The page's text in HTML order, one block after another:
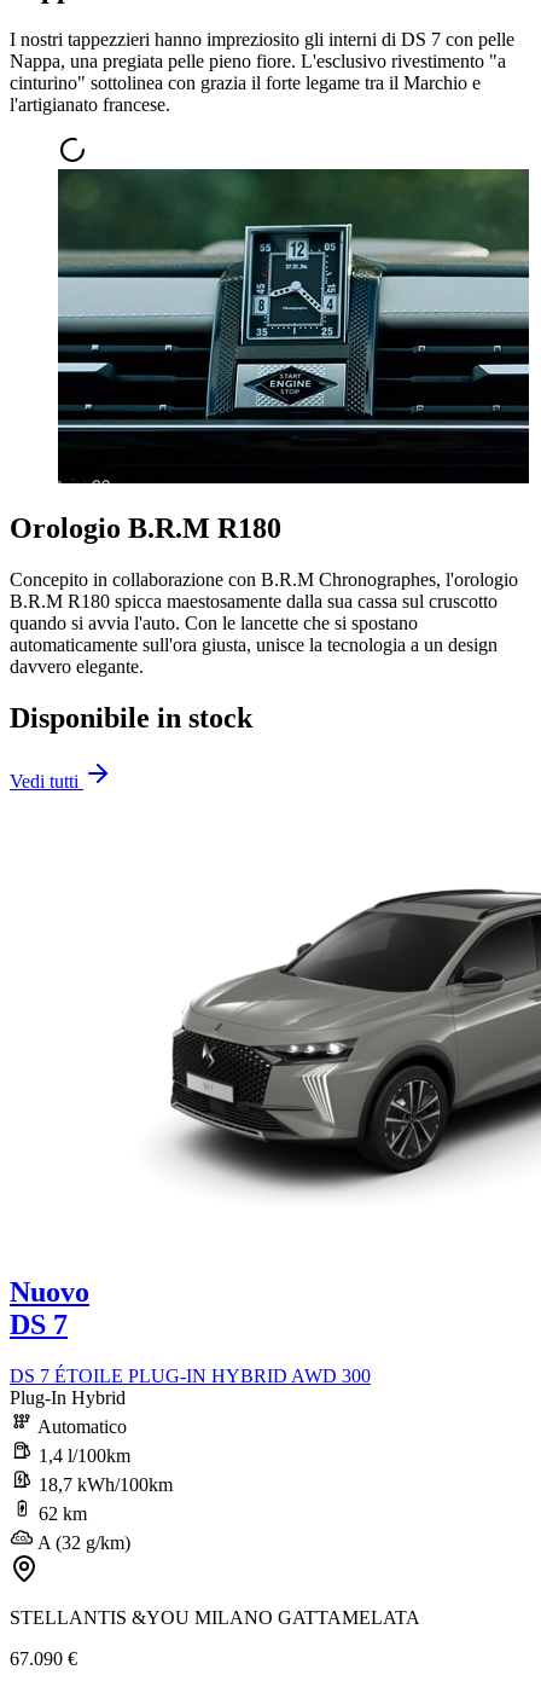
I nostri tappezzieri hanno impreziosito gli interni di DS 7 con pelle
Nappa, una pregiata pelle pieno fiore. L'esclusivo rivestimento "a
cinturino" sottolinea con grazia il forte legame tra il Marchio e
l'artigianato francese.
Orologio B.R.M R180
Concepito in collaborazione con B.R.M Chronographes, l'orologio
B.R.M R180 spicca maestosamente dalla sua cassa sul cruscotto
quando si avvia l'auto. Con le lancette che si spostano
automaticamente sull'ora giusta, unisce la tecnologia a un design
davvero elegante.
Disponibile in stock
Vedi tutti
Nuovo
DS 7
DS 7 ÉTOILE PLUG-IN HYBRID AWD 300
Plug-In Hybrid
Automatico
1,4 l/100km
18,7 kWh/100km
62 km
A (32 g/km)
STELLANTIS &YOU MILANO GATTAMELATA
67.090 €